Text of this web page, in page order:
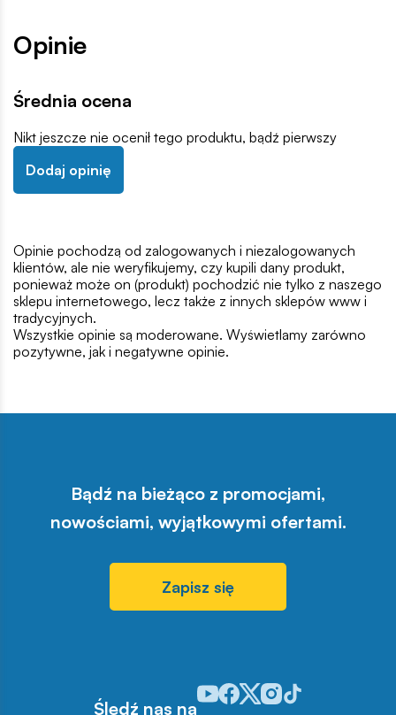
Opinie
Średnia ocena
Nikt jeszcze nie ocenił tego produktu, bądź pierwszy
Dodaj opinię
Opinie pochodzą od zalogowanych i niezalogowanych
klientów, ale nie weryfikujemy, czy kupili dany produkt,
ponieważ może on (produkt) pochodzić nie tylko z naszego
sklepu internetowego, lecz także z innych sklepów www i
tradycyjnych.
Wszystkie opinie są moderowane. Wyświetlamy zarówno
pozytywne, jak i negatywne opinie.
Bądź na bieżąco z promocjami,
nowościami, wyjątkowymi ofertami.
Zapisz się
Śledź nas na
Odwiedź nasz profil w serwisie
Odwiedź nasz profil w
Odwiedź nasz profil w
Odwiedź nasz profil w
Odwiedź nasz